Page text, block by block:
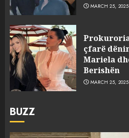
MARCH 25, 2025
çfarë
Mariela
Berishën
MARCH 25, 2025
BUZZ